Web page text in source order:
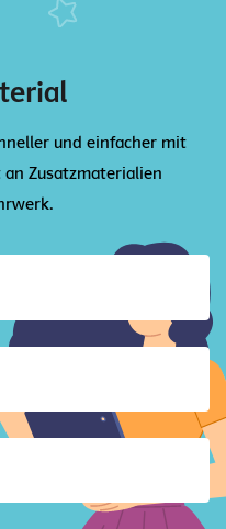
und einfacher mit
Zusatzmaterialien